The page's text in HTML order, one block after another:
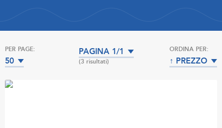
PER PAGE:
50
PAGINA 1/1
(3 risultati)
ORDINA PER:
↑ PREZZO